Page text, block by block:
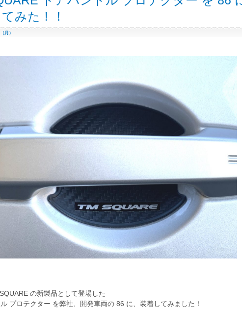
みた！！
月）
の新製品として登場した
ル プロテクター を弊社、開発車両の 86 に、装着してみました！